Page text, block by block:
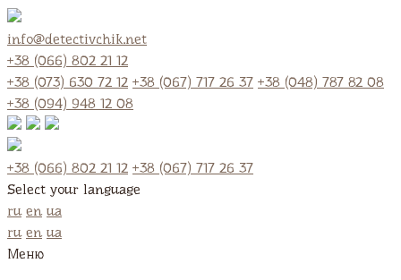
info@detectivchik.net
+38 (066) 802 21 12
+38 (073) 630 72 12 +38 (067) 717 26 37 +38 (048) 787 82 08
+38 (094) 948 12 08
+38 (066) 802 21 12 +38 (067) 717 26 37
Select your language
ru en ua
ru en ua
Меню